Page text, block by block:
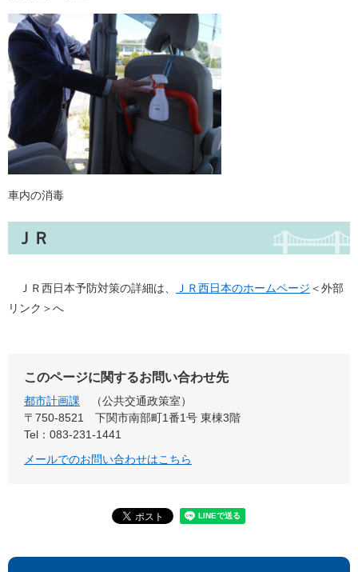
車内の消毒
ＪＲ
ＪＲ西日本予防対策の詳細は、 ＪＲ西日本のホームページ ＜外部
リンク＞へ
このページに関するお問い合わせ先
都市計画課
公共交通政策室
〒750-8521
下関市南部町1番1号 東棟3階
Tel：083-231-1441
メールでのお問い合わせはこちら